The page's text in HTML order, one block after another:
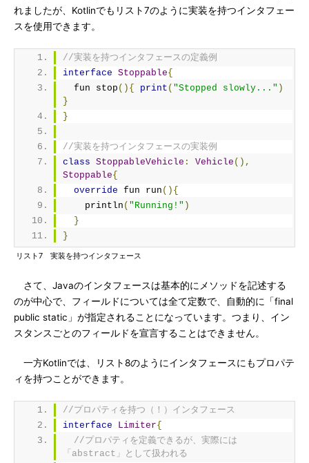
れましたが、Kotlinでもリスト7のように実装を持つインタフェー
スを使用できます。
//実装を持つインタフェースの定義例
interface Stoppable{
  fun stop
(){ print ( "Stopped slowly..." )
}
}
//実装を持つインタフェースの実装例
class StoppableVehicle : Vehicle (),
Stoppable{
override fun run (){
    println
( "Running!" )
}
}
リスト7 実装を持つインタフェース
さて、Javaのインタフェースは基本的にメソッドを記述する
のが中心で、フィールドについては全て定数で、自動的に「final
public static」が指定されることになっています。つまり、イン
スタンスごとのフィールドを宣言することはできません。
一方Kotlinでは、リスト8のようにインタフェースにもプロパテ
ィを持つことができます。
//プロパティを持つ（！）インタフェース
interface
Limiter{
//プロパティを定義できるが、実際には
「abstract」として扱われる